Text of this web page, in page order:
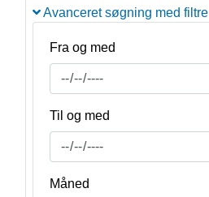
Avanceret søgning med filtre
Fra og med
Til og med
Måned